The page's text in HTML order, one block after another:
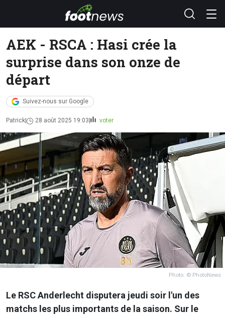
AEK - RSCA : Hasi crée la
surprise dans son onze de
départ
Suivez-nous sur Google
Patrick 28 août 2025 19:03 voter
Photo: © PhotoNews
Le RSC Anderlecht disputera jeudi soir l'un des
matchs les plus importants de la saison. Sur le